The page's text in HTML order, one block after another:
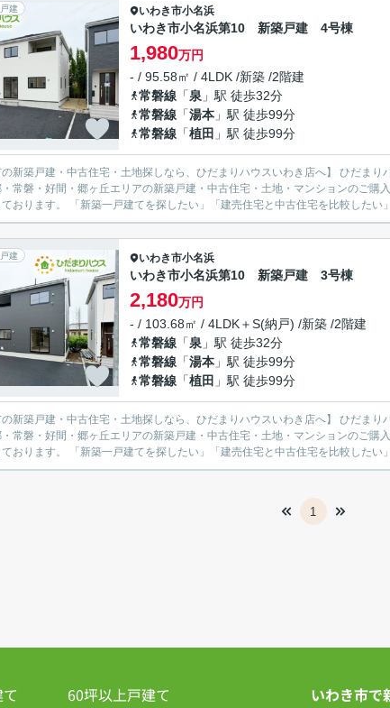
建 いわき市小名浜
いわき市小名浜第10 新築戸建 4号棟
1,980万円
- / 95.58㎡ / 4LDK /新築 /2階建
常磐線 「泉 」駅 徒歩32分
常磐線 「湯本 」駅 徒歩99分
常磐線 「植田 」駅 徒歩99分
建・中古住宅・土地探しなら、ひだまりハウスいわき店へ】 ひだまりハウスいわき店では、いわき市を中心に、平・小名浜・泉・
常磐・好間・郷ヶ丘エリアの新築戸建・中古住宅・土地・マンションのご購
広く対応しております。 「新築一戸建てを探したい」「建売住宅と中古住宅を
建 いわき市小名浜
いわき市小名浜第10 新築戸建 3号棟
2,180万円
- / 103.68㎡ / 4LDK＋S(納戸) /新築 /2階建
常磐線 「泉 」駅 徒歩32分
常磐線 「湯本 」駅 徒歩99分
常磐線 「植田 」駅 徒歩99分
建・中古住宅・土地探しなら、ひだまりハウスいわき店へ】 ひだまりハウスいわき店では、いわき市を中心に、平・小名浜・泉・
常磐・好間・郷ヶ丘エリアの新築戸建・中古住宅・土地・マンションのご購
広く対応しております。 「新築一戸建てを探したい」「建売住宅と中古住宅を
1
60坪以上戸建て いわき市で